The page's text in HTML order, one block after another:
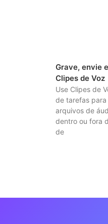
Grave, envie
Clipes de Voz
Use Clipes de
de tarefas
arquivos de
dentro ou fora
de